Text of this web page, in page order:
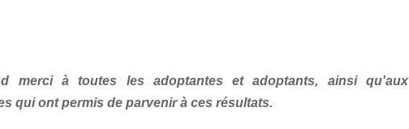
merci à toutes les adoptantes et adoptants, ainsi qu'aux
qui ont permis de parvenir à ces résultats.